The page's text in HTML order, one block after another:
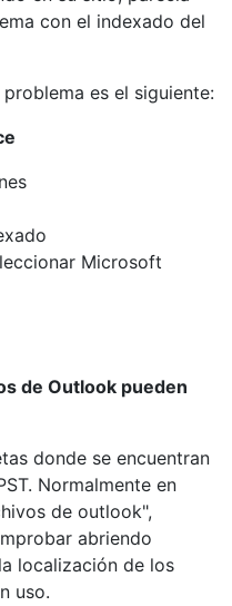
con el indexado del
es el siguiente:
Microsoft
de Outlook pueden
donde se encuentran
Normalmente en
de outlook",
abriendo
localización de los
uso.